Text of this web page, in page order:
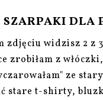
DLA
zdjęciu widzisz 2 z
zrobiłam z
ze
stare t-shirty,